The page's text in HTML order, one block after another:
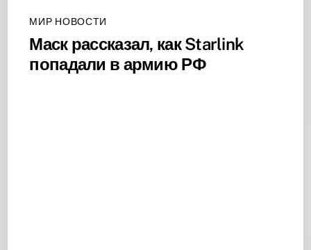
МИР НОВОСТИ
Маск рассказал, как Starlink
попадали в армию РФ